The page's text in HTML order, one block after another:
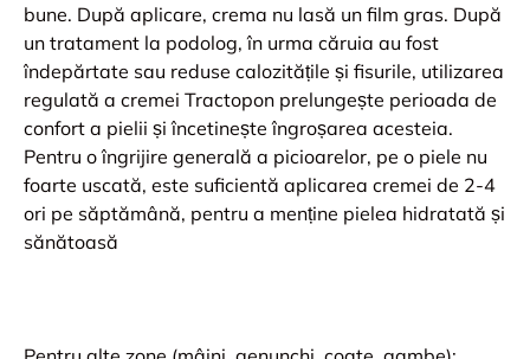
bune. După aplicare, crema nu lasă un film gras. După
un tratament la podolog, în urma căruia au fost
îndepărtate sau reduse calozitățile și fisurile, utilizarea
regulată a cremei Tractopon prelungește perioada de
confort a pielii și încetinește îngroșarea acesteia.
Pentru o îngrijire generală a picioarelor, pe o piele nu
foarte uscată, este suficientă aplicarea cremei de 2-4
ori pe săptămână, pentru a menține pielea hidratată și
sănătoasă